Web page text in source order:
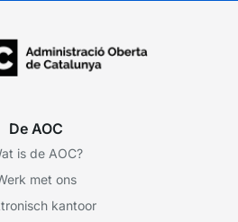
De AOC
is de AOC?
met ons
kantoor